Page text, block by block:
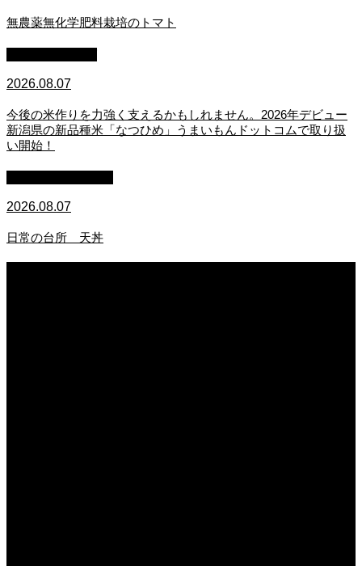
無農薬無化学肥料栽培のトマト
2026.08.07
今後の米作りを力強く支えるかもしれません。2026年デビュー
新潟県の新品種米「なつひめ」うまいもんドットコムで取り扱
い開始！
2026.08.07
日常の台所 天丼